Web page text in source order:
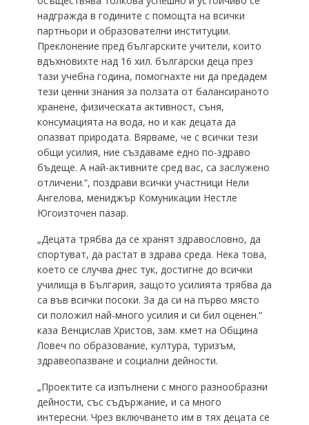
надгражда в годините с помощта на всички
партньори и образователни институции.
Преклонение пред българските учители, които
вдъхновихте над 16 хил. български деца през
тази учебна година, помогнахте ни да предадем
тези ценни знания за ползата от балансираното
хранене, физическата активност, съня,
консумацията на вода, но и как децата да
опазват природата. Вярваме, че с всички тези
общи усилия, ние създаваме едно по-здраво
бъдеще. А най-активните сред вас, са заслужено
отличени.“, поздрави всички участници Нели
Ангелова, мениджър Комуникации Нестле
Югоизточен пазар.
„Децата трябва да се хранят здравословно, да
спортуват, да растат в здрава среда. Нека това,
което се случва днес тук, достигне до всички
училища в България, защото усилията трябва да
са във всички посоки. За да си на първо място
си положил най-много усилия и си бил оценен.“
каза Венцислав Христов, зам. кмет на Община
Ловеч по образование, култура, туризъм,
здравеопазване и социални дейности.
„Проектите са изпълнени с много разнообразни
дейности, със съдържание, и са много
интересни. Чрез включването им в тях децата се